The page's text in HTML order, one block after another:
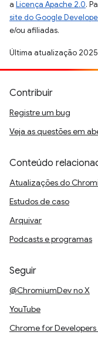
a Licença Apache 2.0.
site do Google
e/ou afiliadas.
Última atualização
Contribuir
Registre um bug
Veja as questões em
Conteúdo
Atualizações do
Estudos de caso
Arquivar
Podcasts e programas
Seguir
@ChromiumDev no X
YouTube
Chrome for Developers